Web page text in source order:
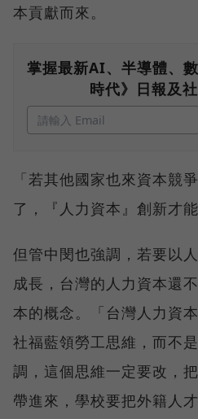
本貢獻而來。
掌握最新AI、半導體、
時代》日報及
「若其他國家也來資本競
了，『人力資本』創新才
但管中閔也強調，若要以
成長，台灣的人力資本還
本的概念。「台灣人力資
社福藍領勞工思維，而不
調，這個思維一定要改，
帶進來，學校要把外籍人